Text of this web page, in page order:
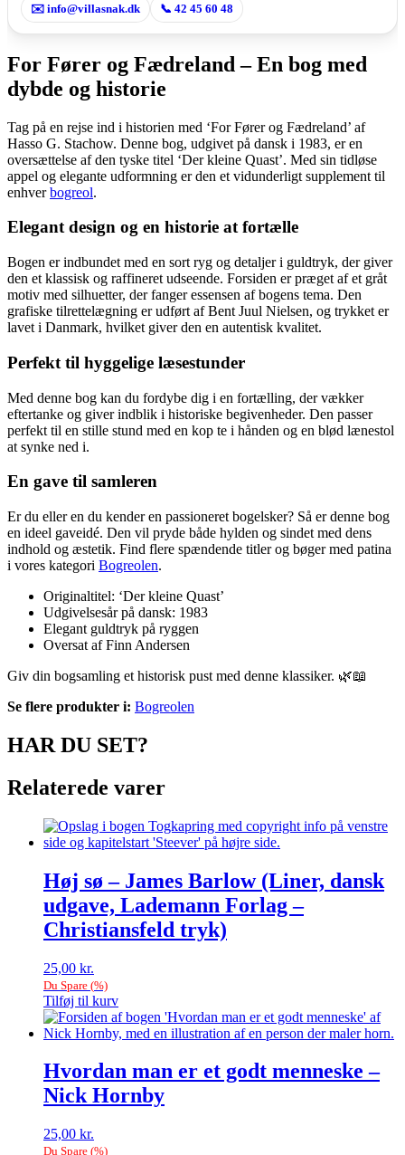
✉️ info@villasnak.dk 📞 42 45 60 48
For Fører og Fædreland – En bog med
dybde og historie
Tag på en rejse ind i historien med ‘For Fører og Fædreland’ af
Hasso G. Stachow. Denne bog, udgivet på dansk i 1983, er en
oversættelse af den tyske titel ‘Der kleine Quast’. Med sin tidløse
appel og elegante udformning er den et vidunderligt supplement til
enhverbogreol.
Elegant design og en historie at fortælle
Bogen er indbundet med en sort ryg og detaljer i guldtryk, der giver
den et klassisk og raffineret udseende. Forsiden er præget af et gråt
motiv med silhuetter, der fanger essensen af bogens tema. Den
grafiske tilrettelægning er udført af Bent Juul Nielsen, og trykket er
lavet i Danmark, hvilket giver den en autentisk kvalitet.
Perfekt til hyggelige læsestunder
Med denne bog kan du fordybe dig i en fortælling, der vækker
eftertanke og giver indblik i historiske begivenheder. Den passer
perfekt til en stille stund med en kop te i hånden og en blød lænestol
at synke ned i.
En gave til samleren
Er du eller en du kender en passioneret bogelsker? Så er denne bog
en ideel gaveidé. Den vil pryde både hylden og sindet med dens
indhold og æstetik. Find flere spændende titler og bøger med patina
i vores kategori Bogreolen.
Originaltitel: ‘Der kleine Quast’
Udgivelsesår på dansk: 1983
Elegant guldtryk på ryggen
Oversat af Finn Andersen
Giv din bogsamling et historisk pust med denne klassiker. 🌿📖
Se flere produkter i: Bogreolen
HAR DU SET?
Relaterede varer
Høj sø – James Barlow (Liner, dansk
udgave, Lademann Forlag –
Christiansfeld tryk)
25,00 kr.
Du Spare (%)
Tilføj til kurv
Hvordan man er et godt menneske –
Nick Hornby
25,00 kr.
Du Spare (%)